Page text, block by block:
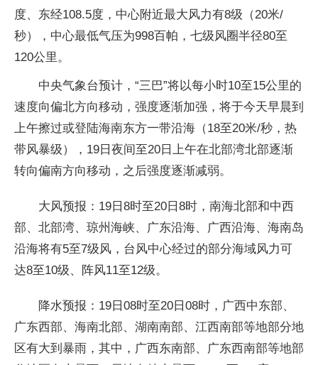
度、东经108.5度，中心附近最大风力有8级（20米/
秒），中心最低气压为998百帕，七级风圈半径80至
120公里。
中央气象台预计，“三巴”将以每小时10至15公里的
速度向偏北方向移动，强度逐渐加强，将于今天早晨到
上午擦过或登陆海南东方一带沿海（18至20米/秒，热
带风暴级），19日夜间至20日上午在北部湾北部逐渐
转向偏南方向移动，之后强度逐渐减弱。
大风预报：19日8时至20日8时，南海北部和中西
部、北部湾、琼州海峡、广东沿海、广西沿海、海南岛
沿海将有5至7级风，台风中心经过的部分海域风力可
达8至10级、阵风11至12级。
降水预报：19日08时至20日08时，广西中东部、
广东西部、海南北部、湖南南部、江西南部等地部分地
区有大到暴雨，其中，广西东南部、广东西南部等地部